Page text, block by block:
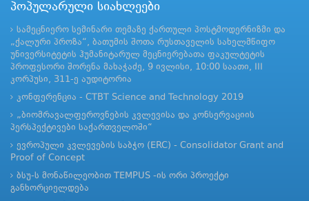
პოპულარული სიახლეები
სამეცნიერო სემინარი თემაზე ქართული პოსტმოდერნიზმი და
„ქალური პროზა“, ბათუმის შოთა რუსთაველის სახელმწიფო
უნივერსიტეტის ჰუმანიტარულ მეცნიერებათა ფაკულტეტის
პროფესორი შორენა მახაჭაძე, 9 ივლისი, 10:00 საათი, III
კორპუსი, 311-ე აუდიტორია
კონფერენცია - CTBT Science and Technology 2019
„ბიომრავალფეროვნების კვლევისა და კონსერვაციის
პერსპექტივები საქართველოში“
ევროპული კვლევების საბჭო (ERC) - Consolidator Grant and
Proof of Concept
ბსუ-ს მონაწილეობით TEMPUS -ის ორი პროექტი
განხორციელდება